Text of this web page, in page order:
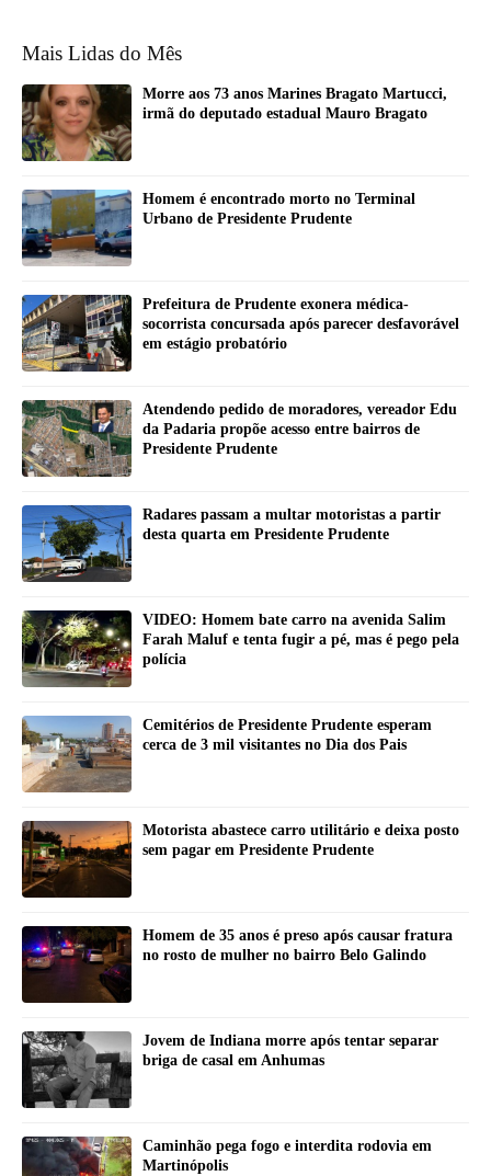
Mais Lidas do Mês
Morre aos 73 anos Marines Bragato Martucci,
irmã do deputado estadual Mauro Bragato
Homem é encontrado morto no Terminal
Urbano de Presidente Prudente
Prefeitura de Prudente exonera médica-
socorrista concursada após parecer desfavorável
em estágio probatório
Atendendo pedido de moradores, vereador Edu
da Padaria propõe acesso entre bairros de
Presidente Prudente
Radares passam a multar motoristas a partir
desta quarta em Presidente Prudente
VIDEO: Homem bate carro na avenida Salim
Farah Maluf e tenta fugir a pé, mas é pego pela
polícia
Cemitérios de Presidente Prudente esperam
cerca de 3 mil visitantes no Dia dos Pais
Motorista abastece carro utilitário e deixa posto
sem pagar em Presidente Prudente
Homem de 35 anos é preso após causar fratura
no rosto de mulher no bairro Belo Galindo
Jovem de Indiana morre após tentar separar
briga de casal em Anhumas
Caminhão pega fogo e interdita rodovia em
Martinópolis